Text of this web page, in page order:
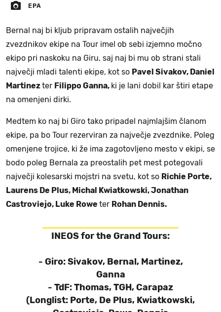
EPA
Bernal naj bi kljub pripravam ostalih največjih
zvezdnikov ekipe na Tour imel ob sebi izjemno močno
ekipo pri naskoku na Giru, saj naj bi mu ob strani stali
največji mladi talenti ekipe, kot so Pavel Sivakov, Daniel
Martinezter Filippo Ganna, ki je lani dobil kar štiri etape
na omenjeni dirki.
Medtem ko naj bi Giro tako pripadel najmlajšim članom
ekipe, pa bo Tour rezerviran za največje zvezdnike. Poleg
omenjene trojice, ki že ima zagotovljeno mesto v ekipi, se
bodo poleg Bernala za preostalih pet mest potegovali
največji kolesarski mojstri na svetu, kot so Richie Porte,
Laurens De Plus, Michal Kwiatkowski, Jonathan
Castroviejo, Luke Rowe ter Rohan Dennis.
INEOS for the Grand Tours:
- Giro: Sivakov, Bernal, Martinez,
Ganna
- TdF: Thomas, TGH, Carapaz
(Longlist: Porte, De Plus, Kwiatkowski,